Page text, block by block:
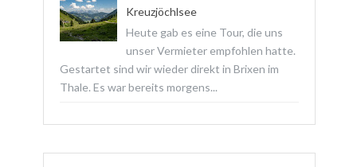
Kreuzjöchlsee
Heute gab es eine Tour, die uns
unser Vermieter empfohlen hatte.
Gestartet sind wir wieder direkt in Brixen im
Thale. Es war bereits morgens...